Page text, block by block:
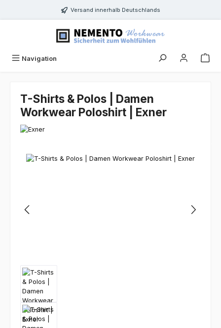
Zum Hauptinhalt springenVersand innerhalb Deutschlands
Navigation
T-Shirts & Polos | Damen
Workwear Poloshirt | Exner
Bildergalerie überspringen